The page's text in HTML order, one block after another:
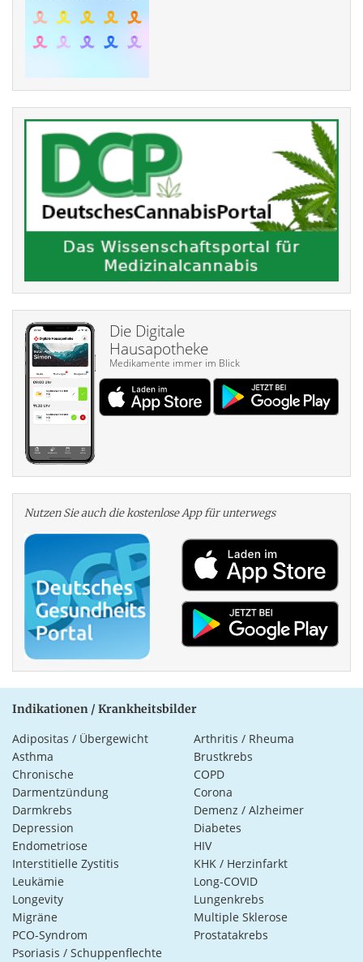
Die Digitale
Hausapotheke
Medikamente immer im Blick
Nutzen Sie auch die kosten­lose App für unterwegs
Indikationen / Krankheitsbilder
Adipositas / Übergewicht
Arthritis / Rheuma
Asthma
Brustkrebs
Chronische
Darmentzündung
COPD
Corona
Darmkrebs
Demenz / Alzheimer
Depression
Diabetes
Endometriose
HIV
Interstitielle Zystitis
KHK / Herzinfarkt
Leukämie
Long-COVID
Longevity
Lungenkrebs
Migräne
Multiple Sklerose
PCO-Syndrom
Prostatakrebs
Psoriasis / Schuppenflechte